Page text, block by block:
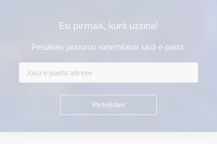
Esi pirmais, kurš uzzina!
Piesakies jaunumu saņemšanai savā e-pastā.